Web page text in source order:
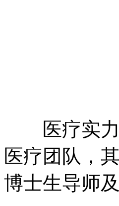
医疗实力
医疗团队，
博士生导师